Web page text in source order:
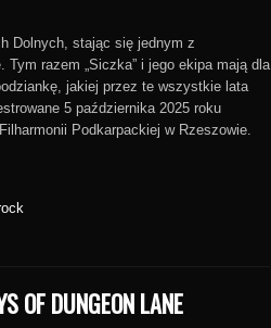
Dolnych, stając się jednym z
razem „Siczka” i jego ekipa mają dla
jakiej przez te wszystkie lata
5 października 2025 roku
Podkarpackiej w Rzeszowie.
OF DUNGEON LANE